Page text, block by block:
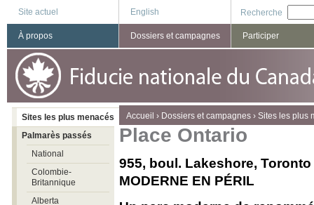
Site actuel English Recherche
You are here
Accueil › Dossiers et campagnes › Sites les plus
Place Ontario
955, boul. Lakeshore, Toronto
MODERNE EN PÉRIL
À propos Dossiers et campagnes Participer
Sites les plus menacés
Palmarès passés
National
Colombie-
Britannique
Alberta